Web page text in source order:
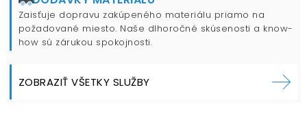
Zaisťuje dopravu zakúpeného materiálu priamo na
požadované miesto. Naše dlhoročné skúsenosti a know-
how sú zárukou spokojnosti.
ZOBRAZIŤ VŠETKY SLUŽBY